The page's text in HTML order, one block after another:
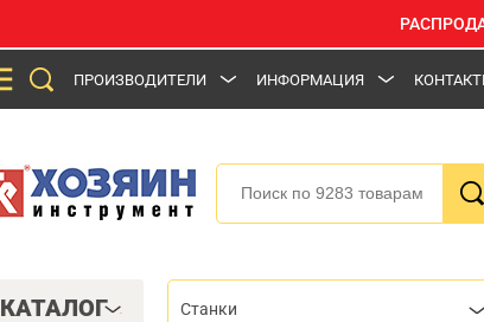
ПРОИЗВОДИТЕЛИ ИНФОРМАЦИЯ
КАТАЛОГ Станки